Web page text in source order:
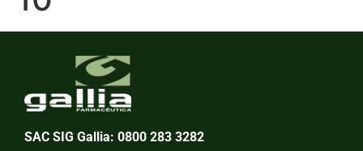
SAC SIG Gallia: 0800 283 3282